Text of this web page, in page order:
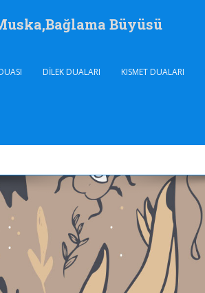
Büyüsü
DILEK DUALARI KISMET DUALARI